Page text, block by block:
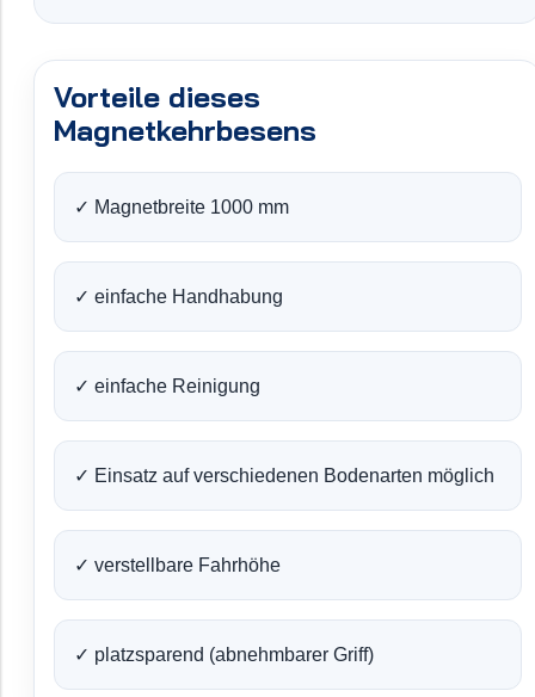
Vorteile dieses
Magnetkehrbesens
✓ Magnetbreite 1000 mm
✓ einfache Handhabung
✓ einfache Reinigung
✓ Einsatz auf verschiedenen Bodenarten möglich
✓ verstellbare Fahrhöhe
✓ platzsparend (abnehmbarer Griff)